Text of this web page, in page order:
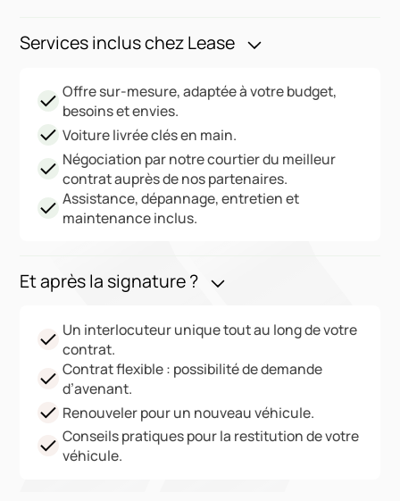
Services inclus chez Lease
Offre sur-mesure, adaptée à votre budget,
besoins et envies.
Voiture livrée clés en main.
Négociation par notre courtier du meilleur
contrat auprès de nos partenaires.
Assistance, dépannage, entretien et
maintenance inclus.
Et après la signature ?
Un interlocuteur unique tout au long de votre
contrat.
Contrat flexible : possibilité de demande
d’avenant.
Renouveler pour un nouveau véhicule.
Conseils pratiques pour la restitution de votre
véhicule.